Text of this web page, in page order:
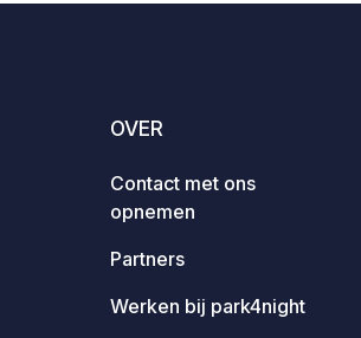
OVER
Contact met ons
opnemen
Partners
Werken bij park4night